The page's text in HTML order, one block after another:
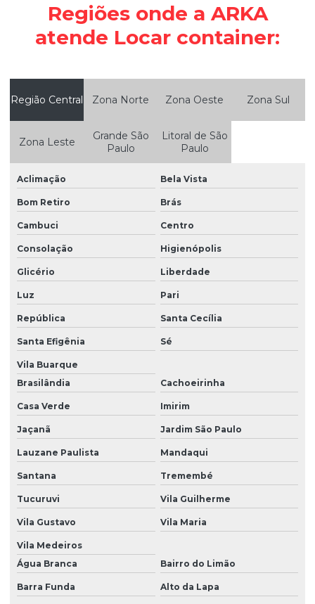
Módulo para refeitórios e canteiros de obras
Módulo para vestiários
Módulos habitacionais personalizados
Projetos e fabricação modular
Reforma de container
Soluções em containers
Soluções modulares sob medida
Tiny houses
Venda container espírito santo
Regiões onde a ARKA
atende Locar container:
Região Central Zona Norte Zona Oeste Zona Sul
Zona Leste
Grande São
Paulo
Litoral de São
Paulo
Aclimação Bela Vista
Bom Retiro Brás
Cambuci Centro
Consolação Higienópolis
Glicério Liberdade
Luz Pari
República Santa Cecília
Santa Efigênia Sé
Vila Buarque
Brasilândia
Cachoeirinha
Casa Verde Imirim
Jaçanã Jardim São Paulo
Lauzane Paulista Mandaqui
Santana Tremembé
Tucuruvi Vila Guilherme
Vila Gustavo Vila Maria
Vila Medeiros
Água Branca
Bairro do Limão
Barra Funda Alto da Lapa